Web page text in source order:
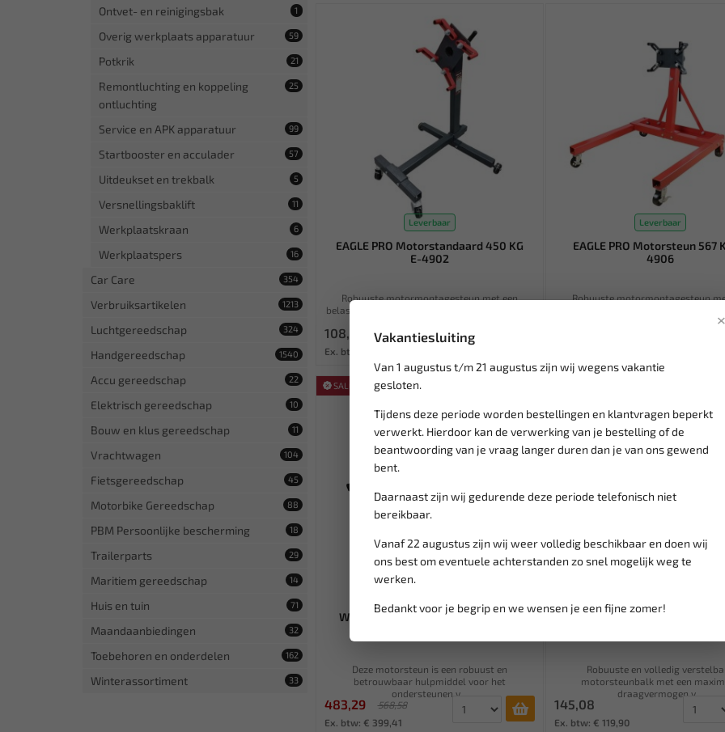
×
Vakantiesluiting
Van 1 augustus t/m 21 augustus zijn wij wegens vakantie
gesloten.
Tijdens deze periode worden bestellingen en klantvragen beperkt
verwerkt. Hierdoor kan de verwerking van je bestelling of de
beantwoording van je vraag langer duren dan je van ons gewend
bent.
Daarnaast zijn wij gedurende deze periode telefonisch niet
bereikbaar.
Vanaf 22 augustus zijn wij weer volledig beschikbaar en doen wij
ons best om eventuele achterstanden zo snel mogelijk weg te
werken.
Bedankt voor je begrip en we wensen je een fijne zomer!
Ontvet- en reinigingsbak 1
Overig werkplaats apparatuur 59
Potkrik 21
Remontluchting en koppeling
ontluchting
25
Service en APK apparatuur 99
Startbooster en acculader 57
Uitdeukset en trekbalk 5
Versnellingsbaklift 11
Werkplaatskraan 6
Werkplaatspers 16
Car Care 354
Verbruiksartikelen 1213
Luchtgereedschap 324
Handgereedschap 1540
Accu gereedschap 22
Elektrisch gereedschap 10
Bouw en klus gereedschap 11
Vrachtwagen 104
Fietsgereedschap 45
Motorbike Gereedschap 88
PBM Persoonlijke bescherming 18
Trailerparts 29
Maritiem gereedschap 14
Huis en tuin 71
Maandaanbiedingen 32
Toebehoren en onderdelen 162
Winterassortiment 33
Leverbaar
EAGLE PRO Motorstandaard 450 KG
E-4902
Robuuste motormontagesteun met een
belastbaarheid van 450 kg, voor het monteren
108,30
Ex. btw: € 89,50
Leverbaar
EAGLE PRO Motorsteun 567
4906
Robuuste motormontagesteun
belastbaarheid van 567 kg, voor het
SALE!
WEBER TOOLS Motorsteun 250 KG
Deze motorsteun is een robuust en
betrouwbaar hulpmiddel voor het
ondersteunen v...
483,29
568,58
Ex. btw: € 399,41
GLOBAL Verstelbare
Robuuste en volledig
motorsteunbalk met een
draagvermogen v...
145,08
Ex. btw: € 119,90